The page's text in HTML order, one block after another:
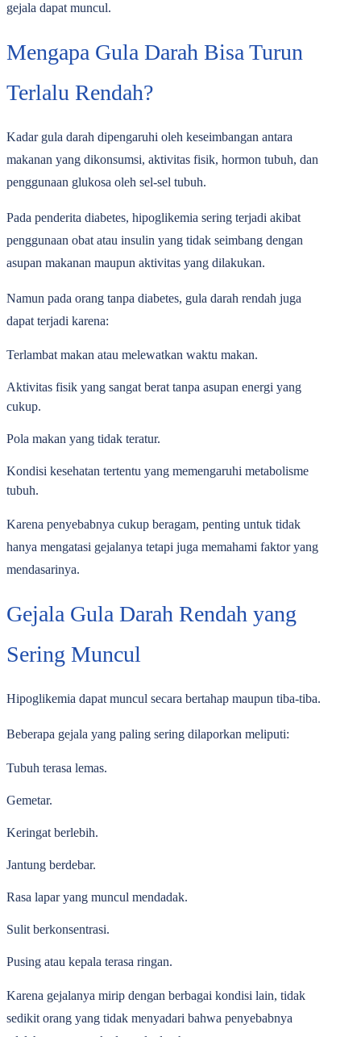
gejala dapat muncul.
Mengapa Gula Darah Bisa Turun
Terlalu Rendah?
Kadar gula darah dipengaruhi oleh keseimbangan antara
makanan yang dikonsumsi, aktivitas fisik, hormon tubuh, dan
penggunaan glukosa oleh sel-sel tubuh.
Pada penderita diabetes, hipoglikemia sering terjadi akibat
penggunaan obat atau insulin yang tidak seimbang dengan
asupan makanan maupun aktivitas yang dilakukan.
Namun pada orang tanpa diabetes, gula darah rendah juga
dapat terjadi karena:
Terlambat makan atau melewatkan waktu makan.
Aktivitas fisik yang sangat berat tanpa asupan energi yang
cukup.
Pola makan yang tidak teratur.
Kondisi kesehatan tertentu yang memengaruhi metabolisme
tubuh.
Karena penyebabnya cukup beragam, penting untuk tidak
hanya mengatasi gejalanya tetapi juga memahami faktor yang
mendasarinya.
Gejala Gula Darah Rendah yang
Sering Muncul
Hipoglikemia dapat muncul secara bertahap maupun tiba-tiba.
Beberapa gejala yang paling sering dilaporkan meliputi:
Tubuh terasa lemas.
Gemetar.
Keringat berlebih.
Jantung berdebar.
Rasa lapar yang muncul mendadak.
Sulit berkonsentrasi.
Pusing atau kepala terasa ringan.
Karena gejalanya mirip dengan berbagai kondisi lain, tidak
sedikit orang yang tidak menyadari bahwa penyebabnya